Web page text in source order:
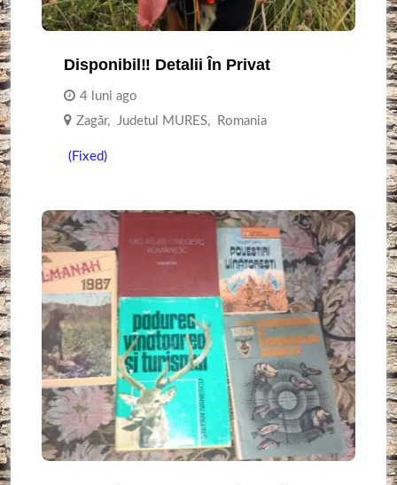
Disponibil‼️ Detalii În Privat
4 luni ago
Zagăr, Judetul MURES, Romania
(Fixed)